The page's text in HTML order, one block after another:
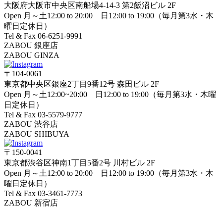
大阪府大阪市中央区南船場4-14-3 第2飯沼ビル 2F
Open 月～土12:00 to 20:00 日12:00 to 19:00（毎月第3水・木
曜日定休日）
Tel & Fax 06-6251-9991
ZABOU 銀座店
ZABOU GINZA
〒104-0061
東京都中央区銀座2丁目9番12号 森田ビル 2F
Open 月～土12:00~20:00 日12:00 to 19:00（毎月第3水・木曜
日定休日）
Tel & Fax 03-5579-9777
ZABOU 渋谷店
ZABOU SHIBUYA
〒150-0041
東京都渋谷区神南1丁目5番2号 川村ビル 2F
Open 月～土12:00 to 20:00 日12:00 to 19:00（毎月第3水・木
曜日定休日）
Tel & Fax 03-3461-7773
ZABOU 新宿店